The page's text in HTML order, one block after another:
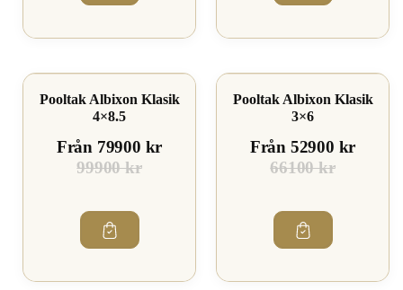
Pooltak Albixon Klasik
4×8.5
Från 79900 kr
99900 kr
Pooltak Albixon Klasik
3×6
Från 52900 kr
66100 kr